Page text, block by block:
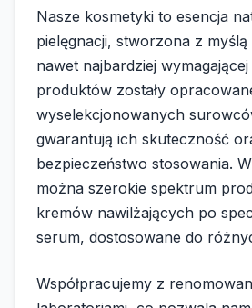
Nasze kosmetyki to esencja
pielęgnacji, stworzona z
nawet najbardziej
produktów zostały
wyselekcjonowanych
gwarantują ich skuteczność
bezpieczeństwo stosowania.
można szerokie spektrum
kremów nawilżających po
serum, dostosowane do
Współpracujemy z